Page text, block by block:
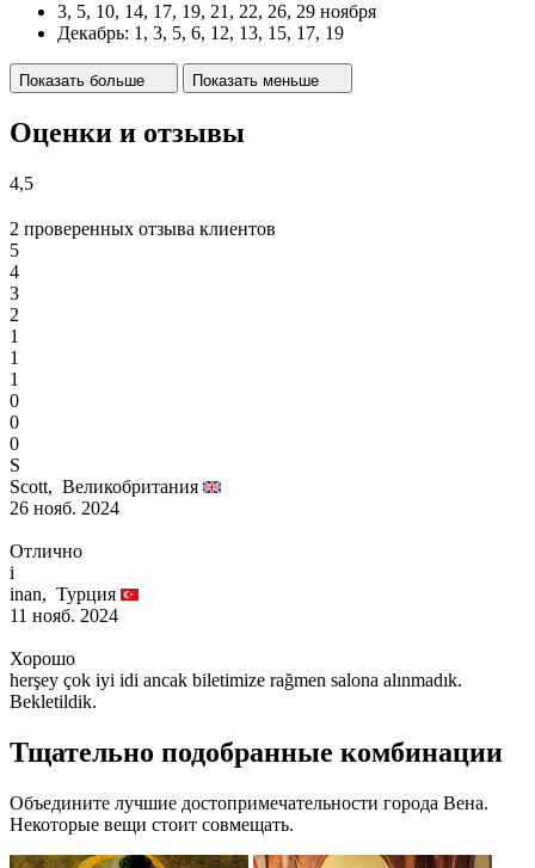
3, 5, 10, 14, 17, 19, 21, 22, 26, 29 ноября
Декабрь: 1, 3, 5, 6, 12, 13, 15, 17, 19
Показать больше Показать меньше
Оценки и отзывы
4,5
2 проверенных отзыва клиентов
5
4
3
2
1
1
1
0
0
0
S
Scott, Великобритания
26 нояб. 2024
Отлично
i
inan, Турция
11 нояб. 2024
Хорошо
herşey çok iyi idi ancak biletimize rağmen salona alınmadık.
Bekletildik.
Тщательно подобранные комбинации
Объедините лучшие достопримечательности города Вена.
Некоторые вещи стоит совмещать.